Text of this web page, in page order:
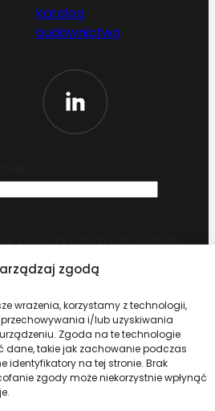
zgodą
wrażenia, korzystamy z technologii,
i/lub uzyskiwania
Zgoda na te technologie
dane, takie jak zachowanie podczas
identyfikatory na tej stronie. Brak
zgody może niekorzystnie wpłynąć
Katalog
budownictwo
przeczytałem i akceptuję
z serwisu
by Foxstudio.eu
góry